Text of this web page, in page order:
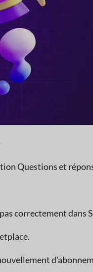
Questions et
correctement dans